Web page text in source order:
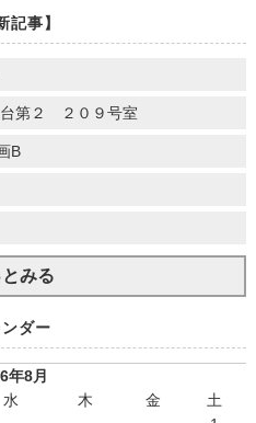
記事】
台第２ ２０９号室
B
とみる
ダー
年8月
水 木 金
土